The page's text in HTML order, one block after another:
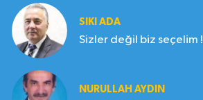
SIKI ADA
Sizler değil biz seçelim !
NURULLAH AYDIN